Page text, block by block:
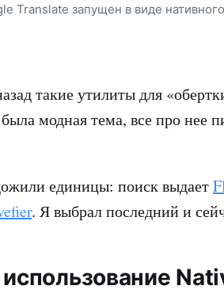
Translate запущен в виде
такие утилиты для
модная тема, все про нее
единицы: поиск выдает
. Я выбрал последний и
использование